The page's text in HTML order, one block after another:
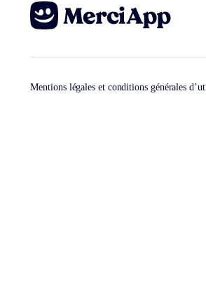
Mentions légales et conditions générales